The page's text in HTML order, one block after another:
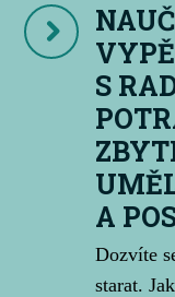
S
A
Dozvíte
starat.